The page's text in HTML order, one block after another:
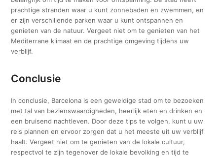
prachtige stranden waar u kunt zonnebaden en zwemmen, en
er zijn verschillende parken waar u kunt ontspannen en
genieten van de natuur. Vergeet niet om te genieten van het
Mediterrane klimaat en de prachtige omgeving tijdens uw
verblijf.
Conclusie
In conclusie, Barcelona is een geweldige stad om te bezoeken
met tal van bezienswaardigheden, heerlijk eten en drinken en
een bruisend nachtleven. Door deze tips te volgen, kunt u uw
reis plannen en ervoor zorgen dat u het meeste uit uw verblijf
haalt. Vergeet niet om te genieten van de lokale cultuur,
respectvol te zijn tegenover de lokale bevolking en tijd te